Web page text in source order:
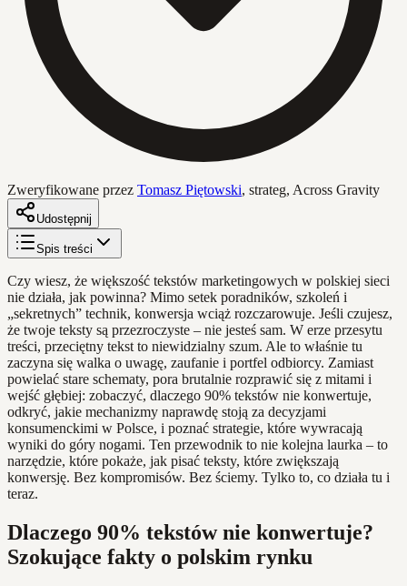
Zweryfikowane przez Tomasz Piętowski, strateg, Across Gravity
Udostępnij
Spis treści
Czy wiesz, że większość tekstów marketingowych w polskiej sieci
nie działa, jak powinna? Mimo setek poradników, szkoleń i
„sekretnych” technik, konwersja wciąż rozczarowuje. Jeśli czujesz,
że twoje teksty są przezroczyste – nie jesteś sam. W erze przesytu
treści, przeciętny tekst to niewidzialny szum. Ale to właśnie tu
zaczyna się walka o uwagę, zaufanie i portfel odbiorcy. Zamiast
powielać stare schematy, pora brutalnie rozprawić się z mitami i
wejść głębiej: zobaczyć, dlaczego 90% tekstów nie konwertuje,
odkryć, jakie mechanizmy naprawdę stoją za decyzjami
konsumenckimi w Polsce, i poznać strategie, które wywracają
wyniki do góry nogami. Ten przewodnik to nie kolejna laurka – to
narzędzie, które pokaże, jak pisać teksty, które zwiększają
konwersję. Bez kompromisów. Bez ściemy. Tylko to, co działa tu i
teraz.
Dlaczego 90% tekstów nie konwertuje?
Szokujące fakty o polskim rynku